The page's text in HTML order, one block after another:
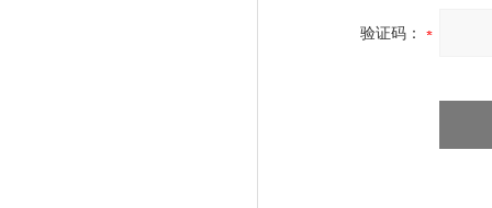
验证码：